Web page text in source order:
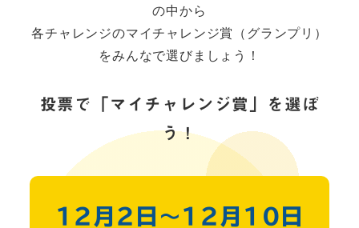
の中から
各チャレンジのマイチャレンジ賞（グランプリ）
をみんなで選びましょう！
投票で「マイチャレンジ賞」を選ぼ
う！
12月2日〜12月10日